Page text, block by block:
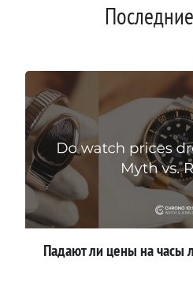
Падают ли цены на часы